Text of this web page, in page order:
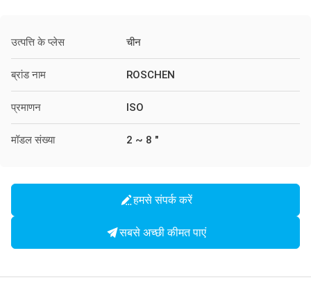
उत्पत्ति के प्लेस चीन
ब्रांड नाम ROSCHEN
प्रमाणन ISO
मॉडल संख्या 2 ~ 8 "
हमसे संपर्क करें
सबसे अच्छी कीमत पाएं